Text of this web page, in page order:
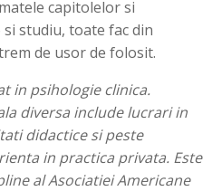
capitolelor si
studiu, toate fac din
de usor de folosit.
in psihologie clinica.
diversa include lucrari in
didactice si peste
in practica privata. Este
al Asociatiei Americane